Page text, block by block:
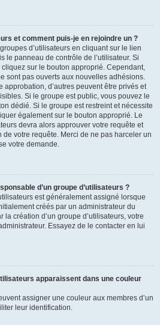
et comment puis-je en rejoindre un ?
d’utilisateurs en cliquant sur le lien
le panneau de contrôle de l’utilisateur. Si
sur le bouton approprié. Cependant,
sont pas ouverts aux nouvelles adhésions.
d’autres peuvent être privés et
Si le groupe est public, vous pouvez le
dédié. Si le groupe est restreint et nécessite
également sur le bouton approprié. Le
devra alors approuver votre requête et
votre requête. Merci de ne pas harceler un
votre demande.
d’un groupe d’utilisateurs ?
est généralement assigné lorsque
créés par un administrateur du
la création d’un groupe d’utilisateurs, votre
Essayez de le contacter en lui
apparaissent dans une couleur
assigner une couleur aux membres d’un
leur identification.